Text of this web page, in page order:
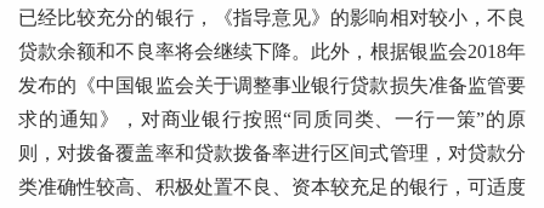
已经比较充分的银行，《指导意见》的影响相对较小，不良
贷款余额和不良率将会继续下降。此外，根据银监会2018年
发布的《中国银监会关于调整事业银行贷款损失准备监管要
求的通知》，对商业银行按照“同质同类、一行一策”的原
则，对拨备覆盖率和贷款拨备率进行区间式管理，对贷款分
类准确性较高、积极处置不良、资本较充足的银行，可适度